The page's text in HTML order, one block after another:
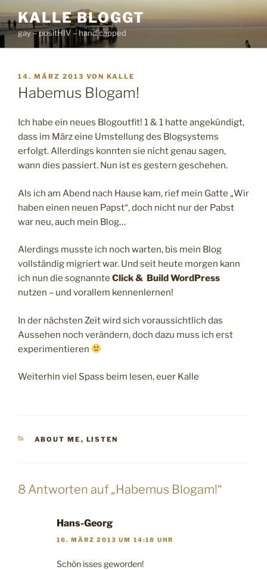
Inhalt
springen
KALLE BLOGGT
gay – positHIV – handicapped
VERÖFFENTLICHT
AM
14. MÄRZ 2013 VON KALLE
Habemus Blogam!
Ich habe ein neues Blogoutfit! 1 & 1 hatte angekündigt,
dass im März eine Umstellung des Blogsystems
erfolgt. Allerdings konnten sie nicht genau sagen,
wann dies passiert. Nun ist es gestern geschehen.
Als ich am Abend nach Hause kam, rief mein Gatte „Wir
haben einen neuen Papst“, doch nicht nur der Pabst
war neu, auch mein Blog…
Alerdings musste ich noch warten, bis mein Blog
vollständig migriert war. Und seit heute morgen kann
ich nun die sognannte Click & Build WordPress
nutzen – und vorallem kennenlernen!
In der nächsten Zeit wird sich voraussichtlich das
Aussehen noch verändern, doch dazu muss ich erst
experimentieren
Weiterhin viel Spass beim lesen, euer Kalle
KATEGORIEN
ABOUT ME , LISTEN
8 Antworten auf „Habemus Blogam!“
Hans-Georg
16. MÄRZ 2013 UM 14:18 UHR
Schön isses geworden!